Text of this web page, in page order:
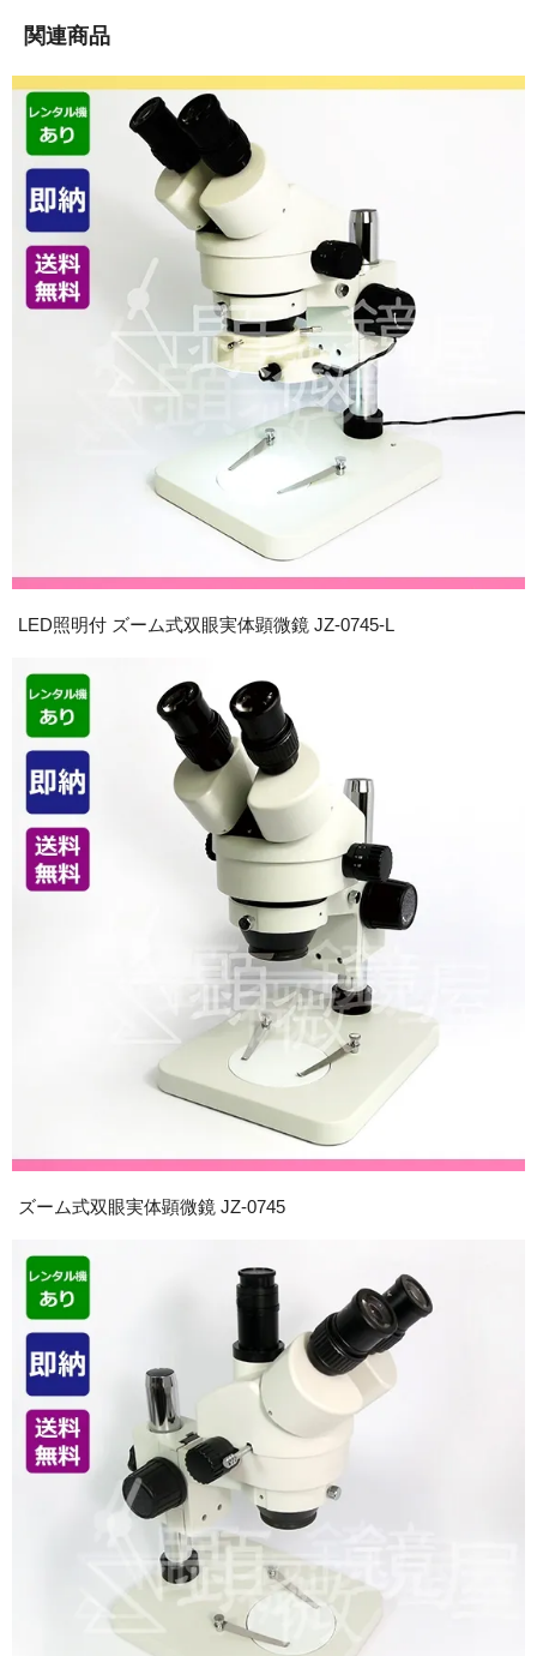
関連商品
LED照明付 ズーム式双眼実体顕微鏡 JZ-0745-L
ズーム式双眼実体顕微鏡 JZ-0745